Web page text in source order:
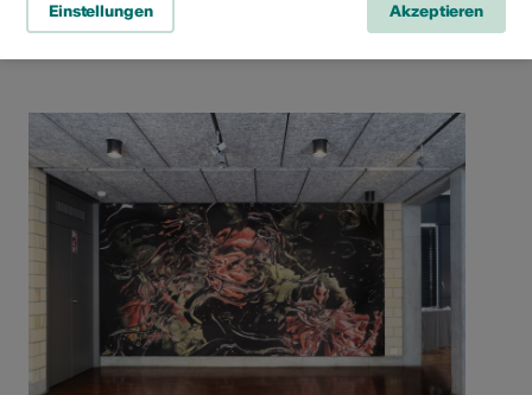
Künstler*in teilen
Einstellungen Akzeptieren